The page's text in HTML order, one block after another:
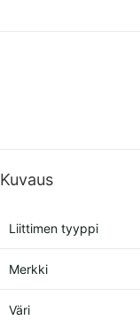
aurinkopaneeli
retkeilyyn
matkailuautoihin,
Kuvaus
Liittimen tyyppi
Merkki
Väri